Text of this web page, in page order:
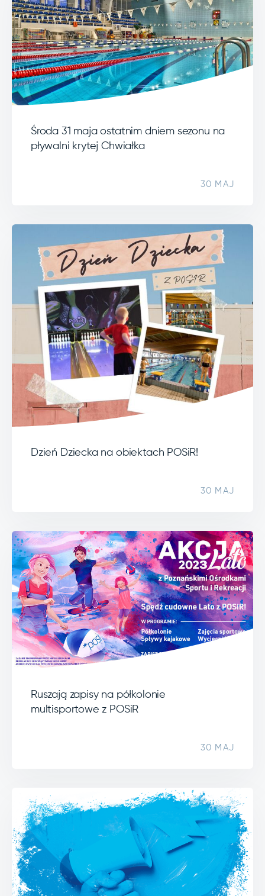
Środa 31 maja ostatnim dniem sezonu na
pływalni krytej Chwiałka
30 MAJ
Dzień Dziecka na obiektach POSiR!
30 MAJ
Ruszają zapisy na półkolonie
multisportowe z POSiR
30 MAJ